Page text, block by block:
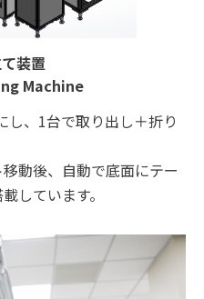
装置
Machine
し、1台で取り出し＋折り
動後、自動で底面にテー
しています。